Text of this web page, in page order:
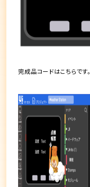
完成品コードはこちらです。